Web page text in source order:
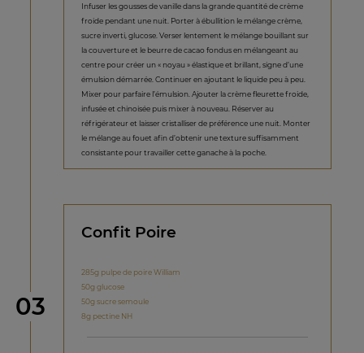
Infuser les gousses de vanille dans la grande quantité de crème
froide pendant une nuit. Porter à ébullition le mélange crème,
sucre inverti, glucose. Verser lentement le mélange bouillant sur
la couverture et le beurre de cacao fondus en mélangeant au
centre pour créer un « noyau » élastique et brillant, signe d’une
émulsion démarrée. Continuer en ajoutant le liquide peu à peu.
Mixer pour parfaire l’émulsion. Ajouter la crème fleurette froide,
infusée et chinoisée puis mixer à nouveau. Réserver au
réfrigérateur et laisser cristalliser de préférence une nuit. Monter
le mélange au fouet afin d’obtenir une texture suffisamment
consistante pour travailler cette ganache à la poche.
étape
03
Confit Poire
285g pulpe de poire William
50g glucose
50g sucre semoule
8g pectine NH